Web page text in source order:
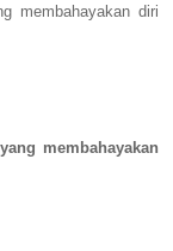
membahayakan diri
membahayakan